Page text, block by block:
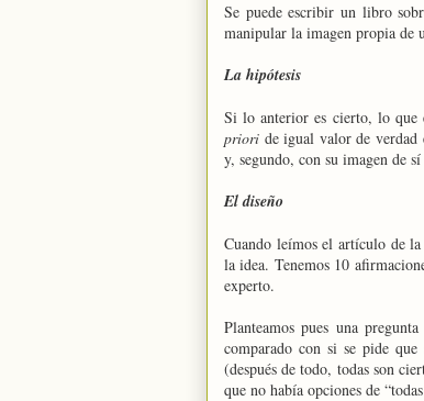
Se puede escribir un libro
manipular la imagen propia de
La hipótesis
Si lo anterior es cierto, lo que
priori de igual valor de verdad
y, segundo, con su imagen de
El diseño
Cuando leímos el artículo de
la idea. Tenemos 10
experto.
Planteamos pues una
comparado con si se pide
(después de todo, todas son
que no había opciones de